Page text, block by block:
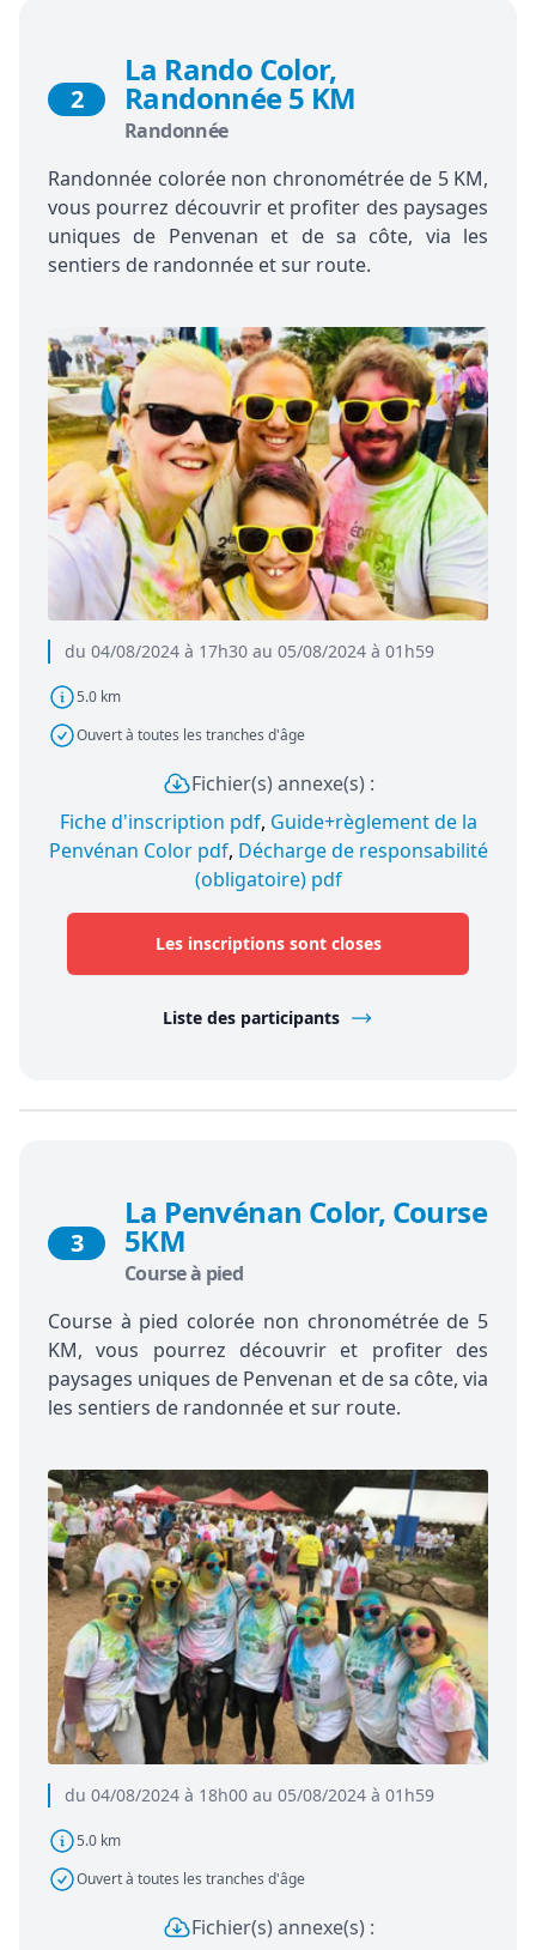
du 04/08/2024 à 17h30 au 05/08/2024 à 01h59
5.0 km
Ouvert à toutes les tranches d'âge
2
La Rando Color,
Randonnée 5 KM
Randonnée
Randonnée colorée non chronométrée de 5 KM,
vous pourrez découvrir et profiter des paysages
uniques de Penvenan et de sa côte, via les
sentiers de randonnée et sur route.
Fichier(s) annexe(s) :
Fiche d'inscription pdf, Guide+règlement de la
Penvénan Color pdf, Décharge de responsabilité
(obligatoire) pdf
Les inscriptions sont closes
Liste des participants
du 04/08/2024 à 18h00 au 05/08/2024 à 01h59
5.0 km
Ouvert à toutes les tranches d'âge
3
La Penvénan Color, Course
5KM
Course à pied
Course à pied colorée non chronométrée de 5
KM, vous pourrez découvrir et profiter des
paysages uniques de Penvenan et de sa côte, via
les sentiers de randonnée et sur route.
Fichier(s) annexe(s) :